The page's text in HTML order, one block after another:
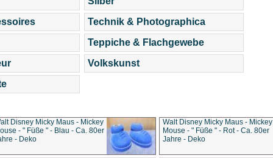
Technik & Photographica
Teppiche & Flachgewebe
Volkskunst
Disney Micky Maus - Mickey
- " Füße " - Blau - Ca. 80er
- Deko
Walt Disney Micky Maus - Mickey
Mouse - " Füße " - Rot - Ca. 80er
Jahre - Deko